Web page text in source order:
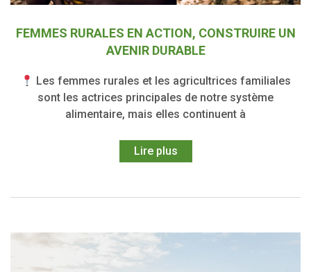
FEMMES RURALES EN ACTION, CONSTRUIRE UN
AVENIR DURABLE
Les femmes rurales et les agricultrices familiales
sont les actrices principales de notre système
alimentaire, mais elles continuent à
Lire plus